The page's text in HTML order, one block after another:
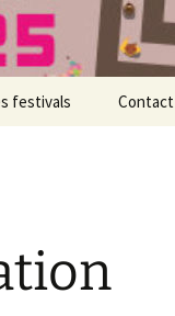
festivals Contact